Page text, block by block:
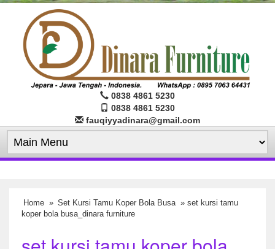
0838 4861 5230
0838 4861 5230
fauqiyyadinara@gmail.com
Home » Set Kursi Tamu Koper Bola Busa » set kursi tamu
koper bola busa_dinara furniture